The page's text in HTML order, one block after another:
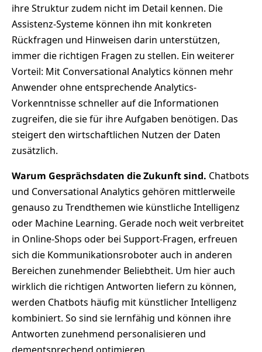
ihre Struktur zudem nicht im Detail kennen. Die
Assistenz-Systeme können ihn mit konkreten
Rückfragen und Hinweisen darin unterstützen,
immer die richtigen Fragen zu stellen. Ein weiterer
Vorteil: Mit Conversational Analytics können mehr
Anwender ohne entsprechende Analytics-
Vorkenntnisse schneller auf die Informationen
zugreifen, die sie für ihre Aufgaben benötigen. Das
steigert den wirtschaftlichen Nutzen der Daten
zusätzlich.
Warum Gesprächsdaten die Zukunft sind. Chatbots
und Conversational Analytics gehören mittlerweile
genauso zu Trendthemen wie künstliche Intelligenz
oder Machine Learning. Gerade noch weit verbreitet
in Online-Shops oder bei Support-Fragen, erfreuen
sich die Kommunikationsroboter auch in anderen
Bereichen zunehmender Beliebtheit. Um hier auch
wirklich die richtigen Antworten liefern zu können,
werden Chatbots häufig mit künstlicher Intelligenz
kombiniert. So sind sie lernfähig und können ihre
Antworten zunehmend personalisieren und